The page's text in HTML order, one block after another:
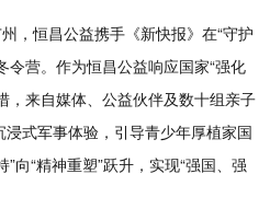
，恒昌公益携手《新快报》在“守护
令营。作为恒昌公益响应国家“强化
，来自媒体、公益伙伴及数十组亲子
式军事体验，引导青少年厚植家国
向“精神重塑”跃升，实现“强国、强